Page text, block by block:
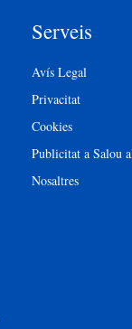
Serveis
Avís Legal
Privacitat
Cookies
Publicitat a Salou
Nosaltres